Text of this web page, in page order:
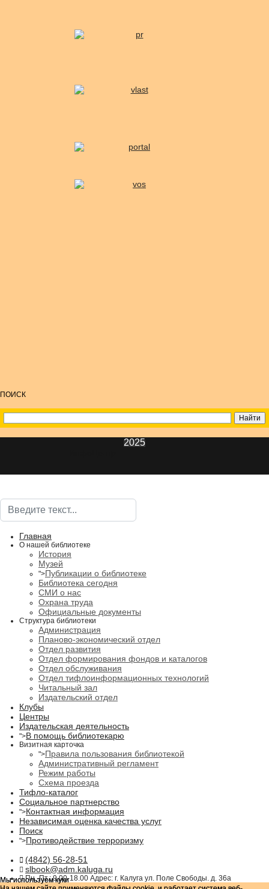
Мы используем куки
ПОИСК
2025
Поиск
Главная
О нашей библиотеке
История
Музей
">Публикации о библиотеке
Библиотека сегодня
СМИ о нас
Охрана труда
Официальные документы
Структура библиотеки
Администрация
Планово-экономический отдел
Отдел развития
Отдел формирования фондов и каталогов
Отдел обслуживания
Отдел тифлоинформационных технологий
Читальный зал
Издательский отдел
Клубы
Центры
Издательская деятельность
">В помощь библиотекарю
Визитная карточка
">Правила пользования библиотекой
Административный регламент
Режим работы
Схема проезда
Тифло-каталог
Социальное партнерство
">Контактная информация
Независимая оценка качества услуг
Поиск
">Противодействие терроризму
(4842) 56-28-51
slbook@adm.kaluga.ru
Пн.-Пт.: 9.00-18.00 Адрес: г. Калуга ул. Поле Свободы. д. 36а
Мы используем куки